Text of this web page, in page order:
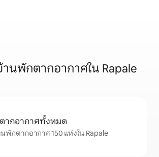
นพักตากอากาศใน Rapale
ากอากาศทั้งหมด
พักตากอากาศ 150 แห่งใน Rapale